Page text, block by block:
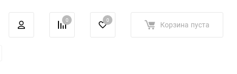
0 0 Корзина пуста